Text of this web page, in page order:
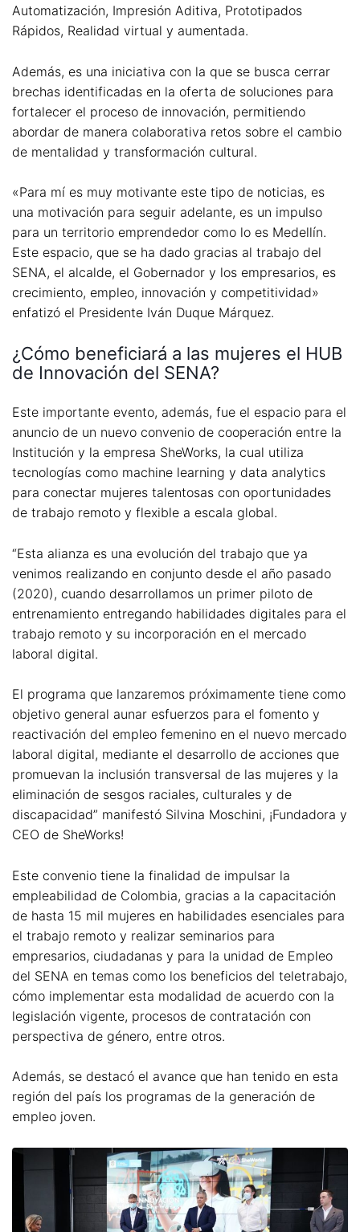
Automatización, Impresión Aditiva, Prototipados
Rápidos, Realidad virtual y aumentada.
Además, es una iniciativa con la que se busca cerrar
brechas identificadas en la oferta de soluciones para
fortalecer el proceso de innovación, permitiendo
abordar de manera colaborativa retos sobre el cambio
de mentalidad y transformación cultural.
«Para mí es muy motivante este tipo de noticias, es
una motivación para seguir adelante, es un impulso
para un territorio emprendedor como lo es Medellín.
Este espacio, que se ha dado gracias al trabajo del
SENA, el alcalde, el Gobernador y los empresarios, es
crecimiento, empleo, innovación y competitividad»
enfatizó el Presidente Iván Duque Márquez.
¿Cómo beneficiará a las mujeres el HUB
de Innovación del SENA?
Este importante evento, además, fue el espacio para el
anuncio de un nuevo convenio de cooperación entre la
Institución y la empresa SheWorks, la cual utiliza
tecnologías como machine learning y data analytics
para conectar mujeres talentosas con oportunidades
de trabajo remoto y flexible a escala global.
“Esta alianza es una evolución del trabajo que ya
venimos realizando en conjunto desde el año pasado
(2020), cuando desarrollamos un primer piloto de
entrenamiento entregando habilidades digitales para el
trabajo remoto y su incorporación en el mercado
laboral digital.
El programa que lanzaremos próximamente tiene como
objetivo general aunar esfuerzos para el fomento y
reactivación del empleo femenino en el nuevo mercado
laboral digital, mediante el desarrollo de acciones que
promuevan la inclusión transversal de las mujeres y la
eliminación de sesgos raciales, culturales y de
discapacidad” manifestó Silvina Moschini, ¡Fundadora y
CEO de SheWorks!
Este convenio tiene la finalidad de impulsar la
empleabilidad de Colombia, gracias a la capacitación
de hasta 15 mil mujeres en habilidades esenciales para
el trabajo remoto y realizar seminarios para
empresarios, ciudadanas y para la unidad de Empleo
del SENA en temas como los beneficios del teletrabajo,
cómo implementar esta modalidad de acuerdo con la
legislación vigente, procesos de contratación con
perspectiva de género, entre otros.
Además, se destacó el avance que han tenido en esta
región del país los programas de la generación de
empleo joven.